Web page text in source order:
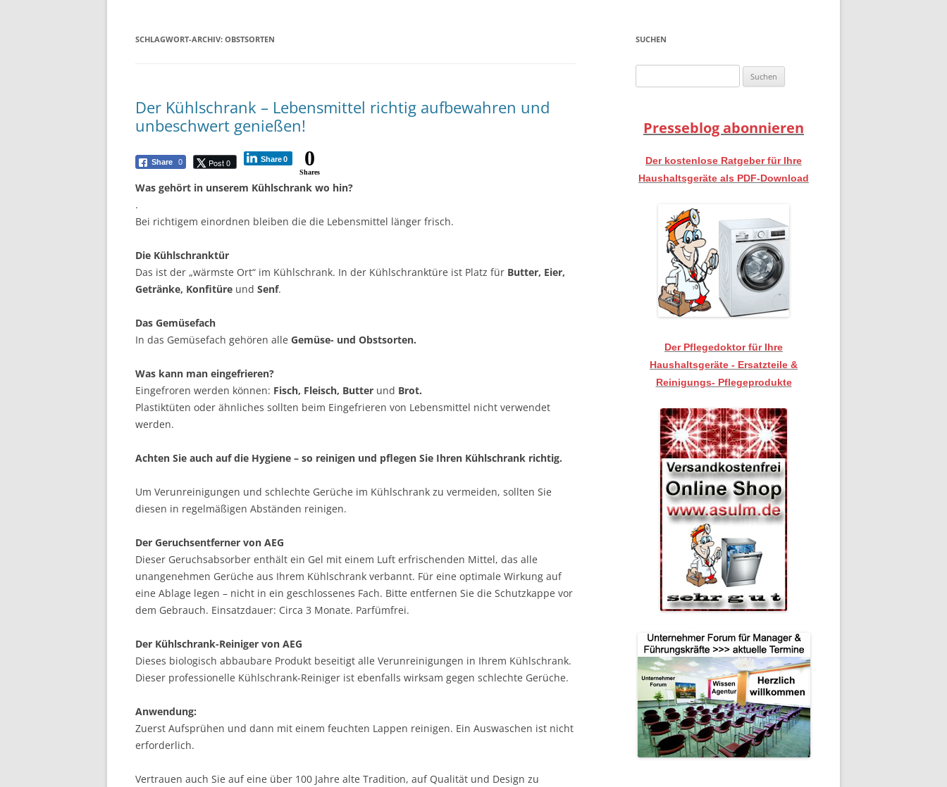
SCHLAGWORT-ARCHIV: OBSTSORTEN
Der Kühlschrank – Lebensmittel richtig aufbewahren und
unbeschwert genießen!
Share 0 Post 0 Share0 0
Shares
Was gehört in unserem Kühlschrank wo hin?
.
Bei richtigem einordnen bleiben die die Lebensmittel länger frisch.
Die Kühlschranktür
Das ist der „wärmste Ort“ im Kühlschrank. In der Kühlschranktüre ist Platz für Butter, Eier,
Getränke, Konfitüre und Senf.
Das Gemüsefach
In das Gemüsefach gehören alle Gemüse- und Obstsorten.
Was kann man eingefrieren?
Eingefroren werden können: Fisch, Fleisch, Butter und Brot.
Plastiktüten oder ähnliches sollten beim Eingefrieren von Lebensmittel nicht verwendet
werden.
Achten Sie auch auf die Hygiene – so reinigen und pflegen Sie Ihren Kühlschrank richtig.
Um Verunreinigungen und schlechte Gerüche im Kühlschrank zu vermeiden, sollten Sie
diesen in regelmäßigen Abständen reinigen.
Der Geruchsentferner von AEG
Dieser Geruchsabsorber enthält ein Gel mit einem Luft erfrischenden Mittel, das alle
unangenehmen Gerüche aus Ihrem Kühlschrank verbannt. Für eine optimale Wirkung auf
eine Ablage legen – nicht in ein geschlossenes Fach. Bitte entfernen Sie die Schutzkappe vor
dem Gebrauch. Einsatzdauer: Circa 3 Monate. Parfümfrei.
Der Kühlschrank-Reiniger von AEG
Dieses biologisch abbaubare Produkt beseitigt alle Verunreinigungen in Ihrem Kühlschrank.
Dieser professionelle Kühlschrank-Reiniger ist ebenfalls wirksam gegen schlechte Gerüche.
Anwendung:
Zuerst Aufsprühen und dann mit einem feuchten Lappen reinigen. Ein Auswaschen ist nicht
erforderlich.
Vertrauen auch Sie auf eine über 100 Jahre alte Tradition, auf Qualität und Design zu
SUCHEN
nach:
Presseblog abonnieren
Der kostenlose Ratgeber für Ihre
Haushaltsgeräte als PDF-Download
Der Pflegedoktor für Ihre
Haushaltsgeräte - Ersatzteile &
Reinigungs- Pflegeprodukte